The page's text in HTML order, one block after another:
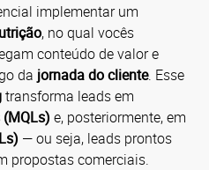
implementar um
, no qual vocês
conteúdo de valor e
da jornada do cliente. Esse
transforma leads em
e, posteriormente, em
— ou seja, leads prontos
propostas comerciais.